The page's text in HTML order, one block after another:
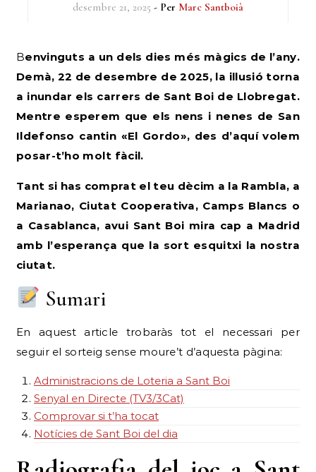
desembre 21, 2025 - Per Marc Santboià
Benvinguts a un dels dies més màgics de l’any.
Demà, 22 de desembre de 2025, la il·lusió torna
a inundar els carrers de Sant Boi de Llobregat.
Mentre esperem que els nens i nenes de San
Ildefonso cantin «El Gordo», des d’aquí volem
posar-t’ho molt fàcil.
Tant si has comprat el teu dècim a la Rambla, a
Marianao, Ciutat Cooperativa, Camps Blancs o
a Casablanca, avui Sant Boi mira cap a Madrid
amb l’esperança que la sort esquitxi la nostra
ciutat.
Sumari
En aquest article trobaràs tot el necessari per
seguir el sorteig sense moure’t d’aquesta pàgina:
Administracions de Loteria a Sant Boi
Senyal en Directe (TV3/3Cat)
Comprovar si t’ha tocat
Notícies de Sant Boi del dia